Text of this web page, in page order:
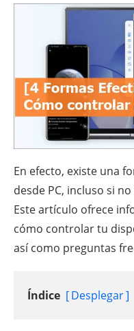
En efecto, existe una
desde PC, incluso si
Este artículo ofrece
cómo controlar tu
así como preguntas
Índice Desplegar